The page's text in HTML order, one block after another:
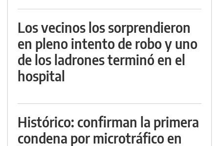
Los vecinos los sorprendieron
en pleno intento de robo y uno
de los ladrones terminó en el
hospital
Histórico: confirman la primera
condena por microtráfico en